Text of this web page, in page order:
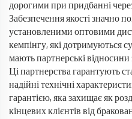
дорогими при придбанні
Забезпечення якості значно
установленими оптовими
кемпінгу, які дотримуються
мають партнерські
Ці партнерства гарантують
надійні технічні
гарантією, яка захищає як
кінцевих клієнтів від